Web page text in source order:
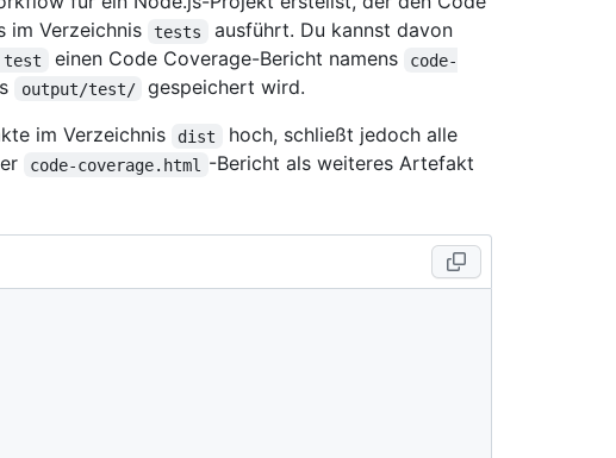
im Verzeichnis tests
ausführt. Du kannst davon
test einen Code Coverage-Bericht namens
code-
output/test/
gespeichert wird.
im Verzeichnis
dist
hoch, schließt jedoch alle
code-coverage.html
-Bericht als weiteres Artefakt